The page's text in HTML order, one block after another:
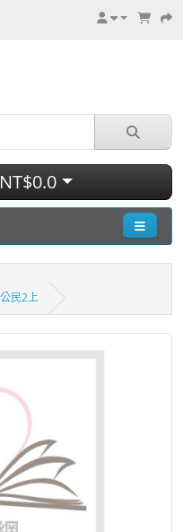
民2上